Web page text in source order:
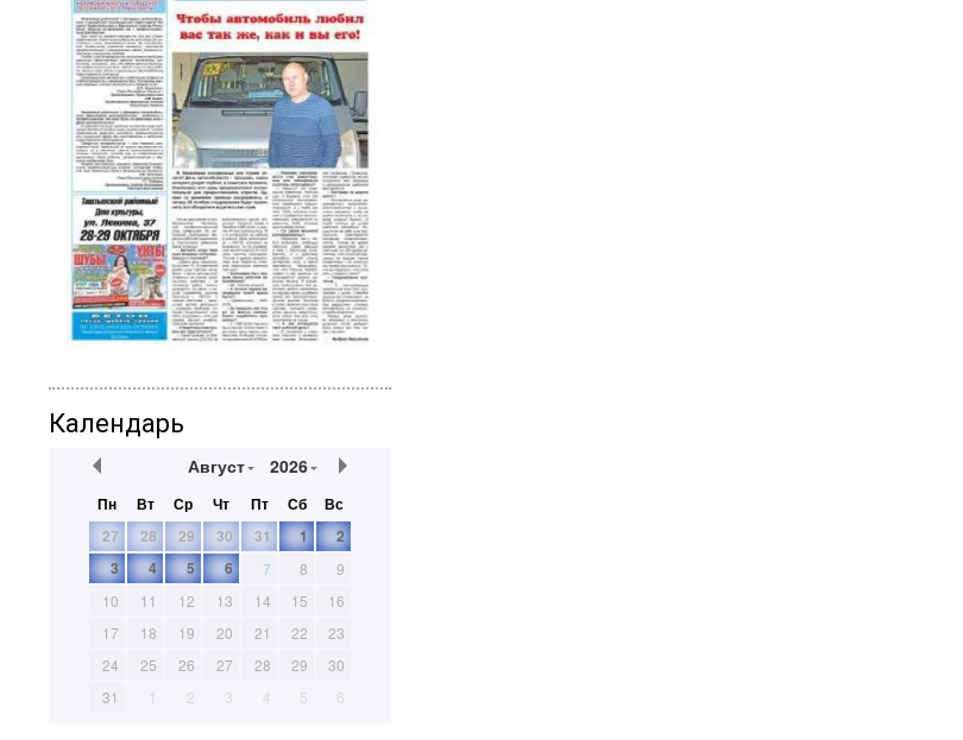
Календарь
Август 2026
Пн Вт Ср Чт Пт Сб
Вс
27
28 29 30 31 1
2
3
4 5 6 7 8
9
10
11 12 13 14 15
16
17
18 19 20 21 22
23
24
25 26 27 28 29
30
31
1 2 3 4 5 6